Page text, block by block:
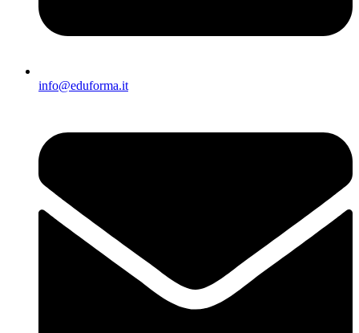
info@eduforma.it